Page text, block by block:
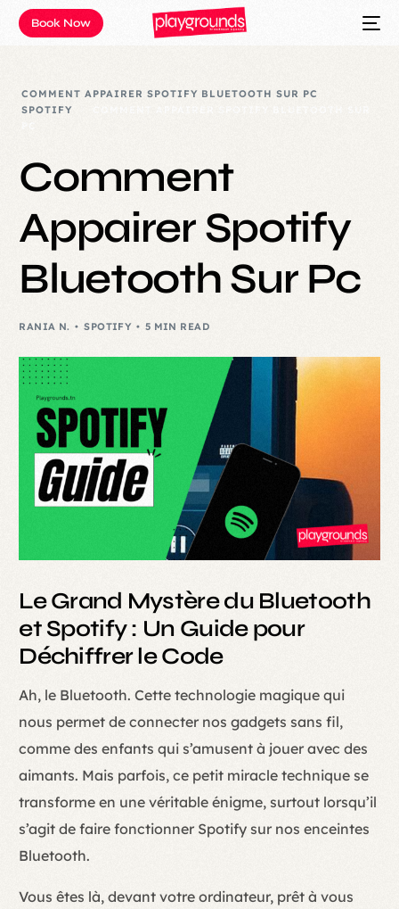
Book Now
COMMENT APPAIRER SPOTIFY BLUETOOTH SUR PC
SPOTIFY
Comment
Appairer Spotify
Bluetooth Sur Pc
RANIA N. SPOTIFY 5 MIN READ
Le Grand Mystère du Bluetooth
et Spotify : Un Guide pour
Déchiffrer le Code
Ah, le Bluetooth. Cette technologie magique qui
nous permet de connecter nos gadgets sans fil,
comme des enfants qui s’amusent à jouer avec des
aimants. Mais parfois, ce petit miracle technique se
transforme en une véritable énigme, surtout lorsqu’il
s’agit de faire fonctionner Spotify sur nos enceintes
Bluetooth.
Vous êtes là, devant votre ordinateur, prêt à vous